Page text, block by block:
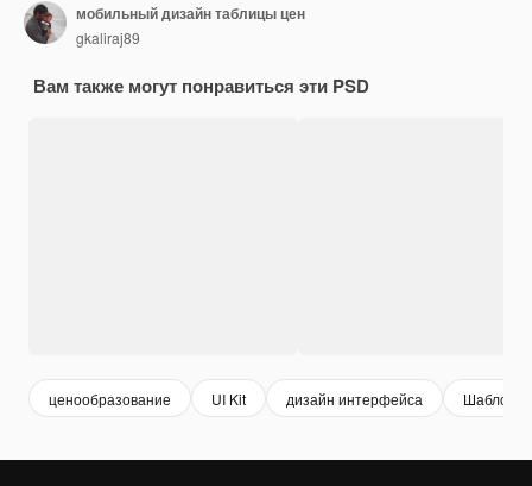
мобильный дизайн таблицы цен
gkaliraj89
Вам также могут понравиться эти PSD
ценообразование UI Kit дизайн интерфейса Шаблон